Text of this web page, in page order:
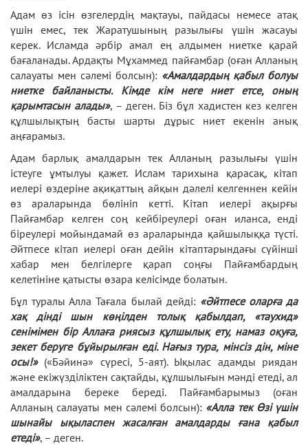
Адам өз ісін өзгелердің мақтауы, пайдасы немесе атақ
үшін емес, тек Жаратушының разылығы үшін жасауы
керек. Исламда әрбір амал ең алдымен ниетке қарай
бағаланады. Ардақты Мұхаммед пайғамбар (оған Алланың
салауаты мен сәлемі болсын): «Амалдардың қабыл болуы
ниетке байланысты. Кімде кім неге ниет етсе, оның
қарымтасын алады», – деген. Біз бұл хадистен кез келген
құлшылықтың басты шарты дұрыс ниет екенін анық
аңғарамыз.
Адам барлық амалдарын тек Алланың разылығы үшін
істеуге ұмтылуы қажет. Ислам тарихына қарасақ, кітап
иелері өздеріне ақиқаттың айқын дәлелі келгеннен кейін
өз араларында бөлініп кетті. Кітап иелері ақырғы
Пайғамбар келген соң кейбіреулері оған иланса, енді
біреулері мойындамай өз араларында қайшылыққа түсті.
Әйтпесе кітап иелері оған дейін кітаптарындағы сүйінші
хабар мен белгілерге қарап соңғы Пайғамбардың
келетініне қатысты өзара келісімде болатын.
Бұл туралы Алла Тағала былай дейді: «Әйтпесе оларға да
хақ дінді шын көңілден толық қабылдап, «таухид»
сенімімен бір Аллаға риясыз құлшылық ету, намаз оқуға,
зекет беруге бұйырылған еді. Нағыз тура, мінсіз дін, міне
осы!»(«Бәйинә» сүресі, 5-аят). Ықылас адамды риядан
және екіжүзділіктен сақтайды, құлшылығын мәнді етеді, ал
амалдарына береке береді. Пайғамбарымыз (оған
Алланың салауаты мен сәлемі болсын): «Алла тек Өзі үшін
шынайы ықыласпен жасалған амалдарды ғана қабыл
етеді», – деген.